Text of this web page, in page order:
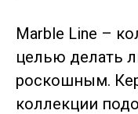
Marble Line –
целью делать
роскошным.
коллекции